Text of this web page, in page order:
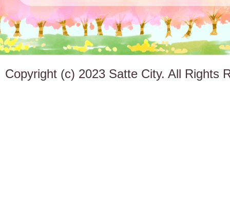
Copyright (c) 2023 Satte City. All Rights